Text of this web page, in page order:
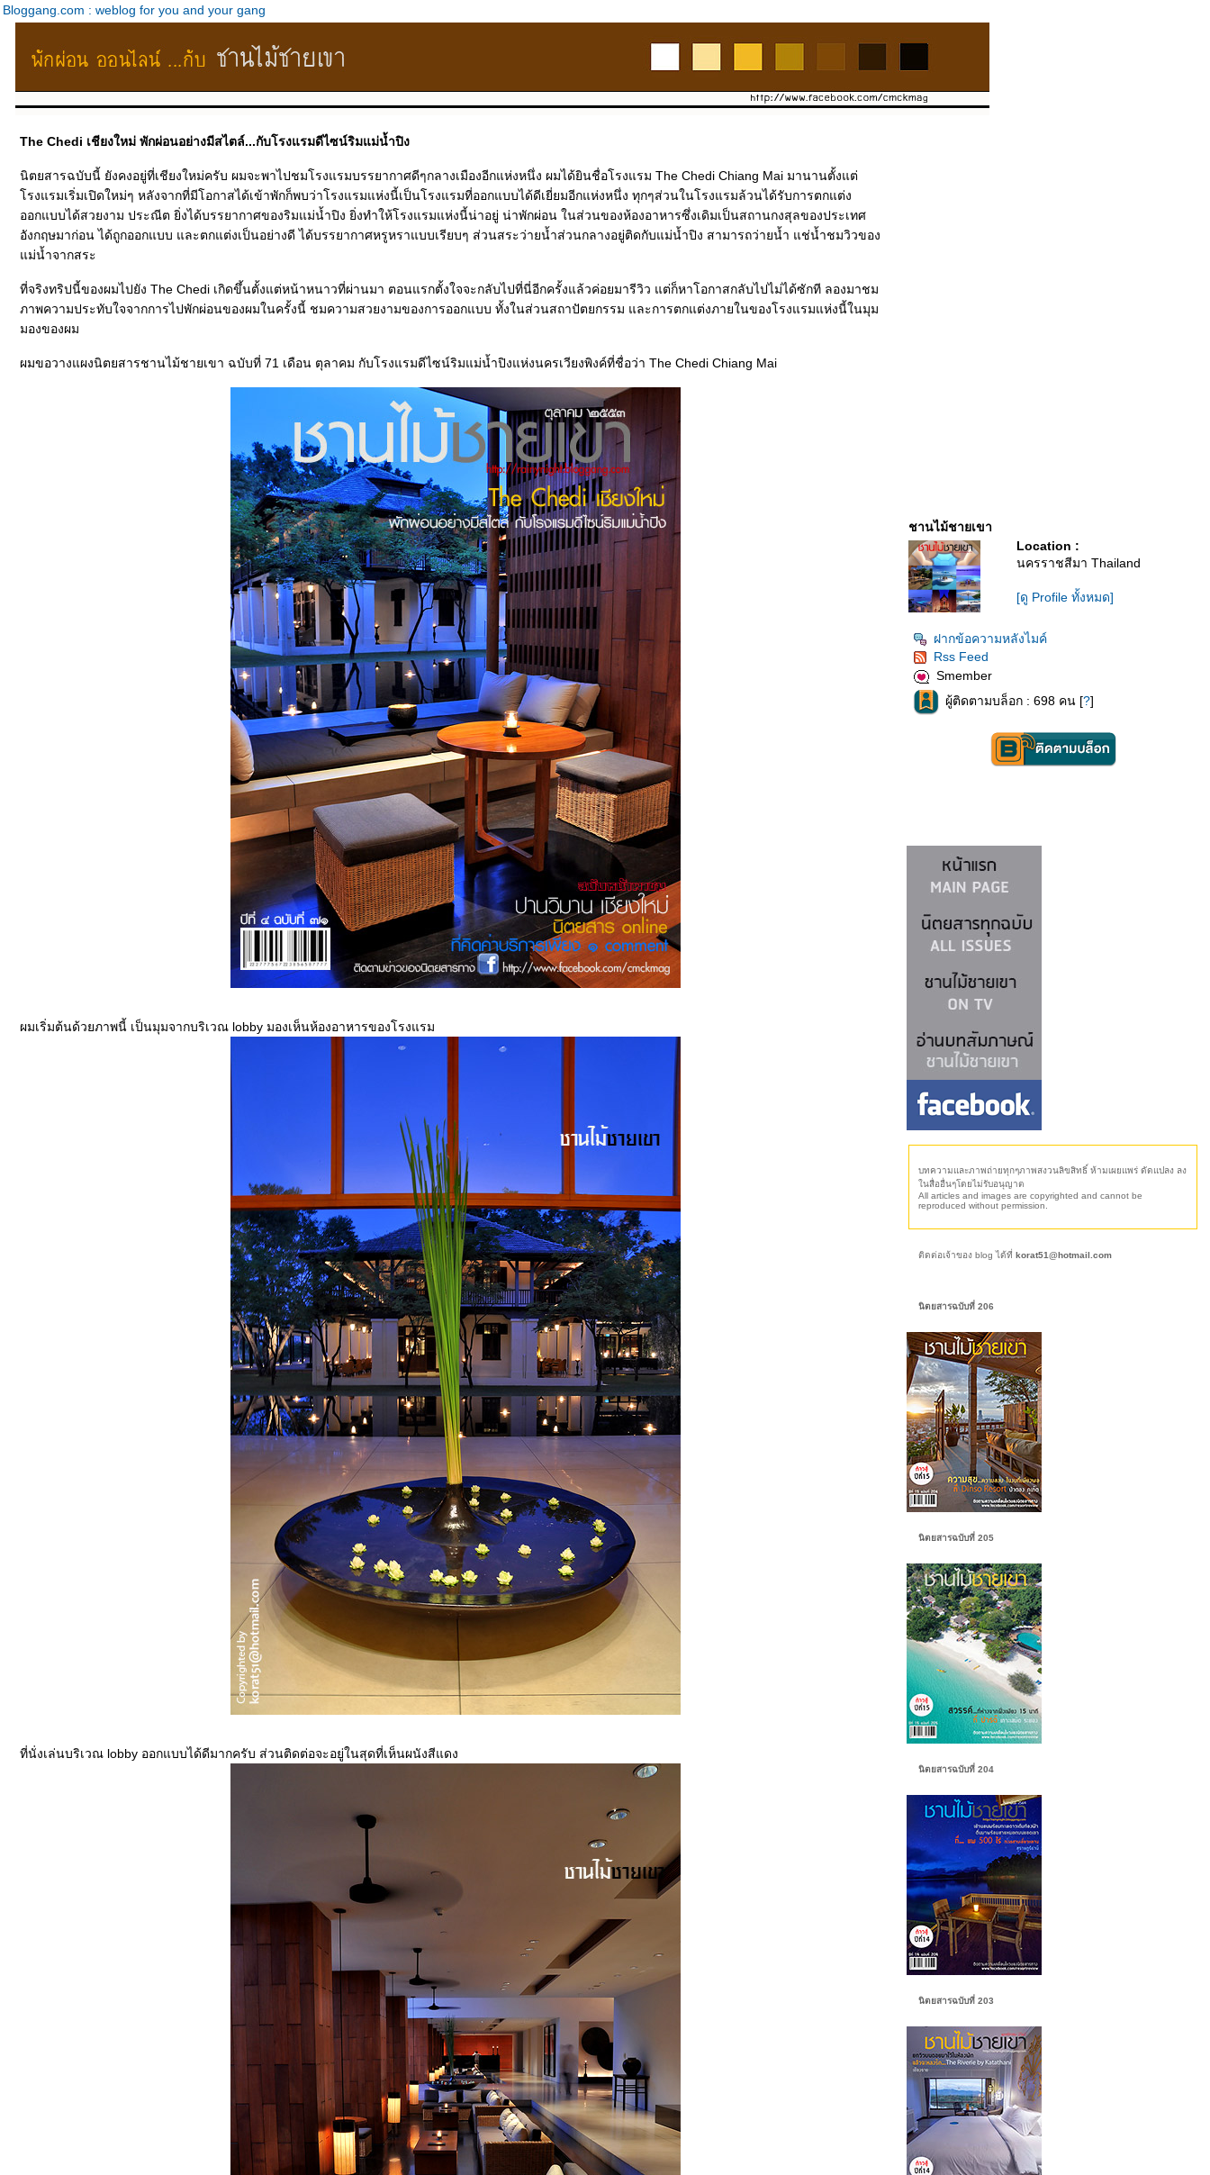
Bloggang.com : weblog for you and your gang
The Chedi เชียงใหม่ พักผ่อนอย่างมีสไตล์...กับโรงแรมดีไซน์ริมแม่น้ำปิง
นิตยสารฉบับนี้ ยังคงอยู่ที่เชียงใหม่ครับ ผมจะพาไปชมโรงแรมบรรยากาศดีๆกลางเมืองอีกแห่งหนึ่ง ผมได้ยินชื่อโรงแรม The Chedi Chiang Mai มานานตั้งแต่
รงแรมเริ่มเปิดใหม่ๆ หลังจากที่มีโอกาสได้เข้าพักก็พบว่าโรงแรมแห่งนี้เป็นโรงแรมที่ออกแบบได้ดีเยี่ยมอีกแห่งหนึ่ง ทุกๆส่วนในโรงแรมล้วนได้รับการตกแต่ง
ออกแบบได้สวยงาม ประณีต ยิ่งได้บรรยากาศของริมแม่น้ำปิง ยิ่งทำให้โรงแรมแห่งนี้น่าอยู่ น่าพักผ่อน ในส่วนของห้องอาหารซึ่งเดิมเป็นสถานกงสุลของประเทศ
อังกฤษมาก่อน ได้ถูกออกแบบ และตกแต่งเป็นอย่างดี ได้บรรยากาศหรูหราแบบเรียบๆ ส่วนสระว่ายน้ำส่วนกลางอยู่ติดกับแม่น้ำปิง สามารถว่ายน้ำ แช่น้ำชมวิวของ
ม่น้ำจากสระ
ที่จริงทริปนี้ของผมไปยัง The Chedi เกิดขึ้นตั้งแต่หน้าหนาวที่ผ่านมา ตอนแรกตั้งใจจะกลับไปที่นี่อีกครั้งแล้วค่อยมารีวิว แต่ก็หาโอกาสกลับไปไม่ได้ซักที ลองมาชม
ภาพความประทับใจจากการไปพักผ่อนของผมในครั้งนี้ ชมความสวยงามของการออกแบบ ทั้งในส่วนสถาปัตยกรรม และการตกแต่งภายในของโรงแรมแห่งนี้ในมุม
มองของผม
ผมขอวางแผงนิตยสารชานไม้ชายเขา ฉบับที่ 71 เดือน ตุลาคม กับโรงแรมดีไซน์ริมแม่น้ำปิงแห่งนครเวียงพิงค์ที่ชื่อว่า The Chedi Chiang Mai
ผมเริ่มต้นด้วยภาพนี้ เป็นมุมจากบริเวณ lobby มองเห็นห้องอาหารของโรงแรม
ที่นั่งเล่นบริเวณ lobby ออกแบบได้ดีมากครับ ส่วนติดต่อจะอยู่ในสุดที่เห็นผนังสีแดง
ชานไม้ชายเขา
Location :
นครราชสีมา Thailand
[ดู Profile ทั้งหมด]
ฝากข้อความหลังไมค์
Rss Feed
Smember
ผู้ติดตามบล็อก : 698 คน [?]
บทความและภาพถ่ายทุกๆภาพสงวนลิขสิทธิ์ ห้ามเผยแพร่ ดัดแปลง ลง
นสื่ออื่นๆโดยไม่รับอนุญาต
All articles and images are copyrighted and cannot be
reproduced without permission.
ติดต่อเจ้าของ blog ได้ที่ korat51@hotmail.com
นิตยสารฉบับที่ 206
นิตยสารฉบับที่ 205
นิตยสารฉบับที่ 204
นิตยสารฉบับที่ 203